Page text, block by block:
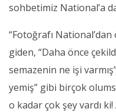
sohbetimiz National’a
“Fotoğrafı
giden, “Daha önce
semazenin ne işi
yemiş” gibi birçok
o kadar çok şey vardı ki!